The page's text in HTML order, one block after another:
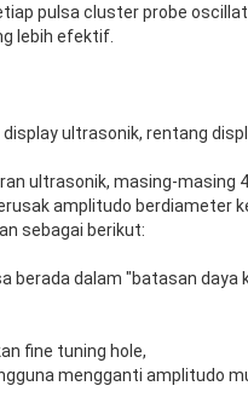
pulsa cluster probe
lebih efektif.
ultrasonik, rentang
ultrasonik, masing-masing 4,
amplitudo berdiameter
sebagai berikut:
berada dalam "batasan daya
fine tuning hole,
mengganti amplitudo